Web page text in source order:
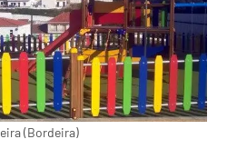
(Bordeira)